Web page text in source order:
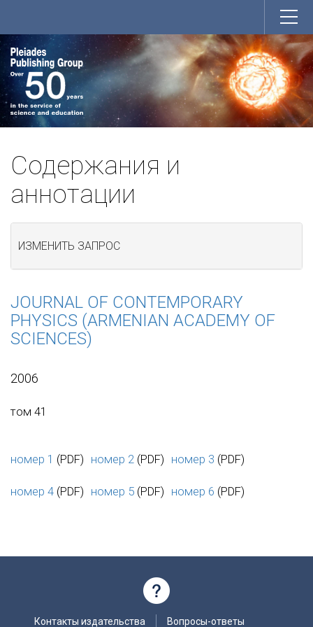
Содержания и
аннотации
ИЗМЕНИТЬ ЗАПРОС
JOURNAL OF CONTEMPORARY
PHYSICS (ARMENIAN ACADEMY OF
SCIENCES)
2006
том 41
номер 1 (PDF) номер 2 (PDF) номер 3 (PDF)
номер 4 (PDF) номер 5 (PDF) номер 6 (PDF)
Контакты издательства Вопросы-ответы